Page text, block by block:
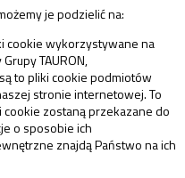
je podzielić na:
cookie wykorzystywane na
TAURON,
to pliki cookie podmiotów
stronie internetowej. To
zostaną przekazane do
o sposobie ich
znajdą Państwo na ich